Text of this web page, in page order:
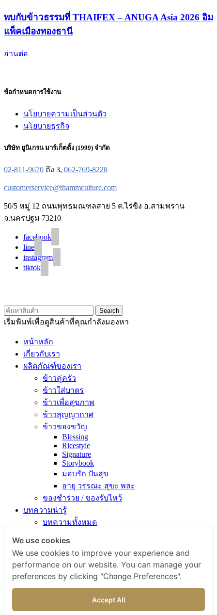
พบกับข้าวธรรมที่ THAIFEX – ANUGA Asia 2026 อิม
แพ็คเมืองทองธานี
อ่านต่อ
ข้อกำหนดการใช้งาน
นโยบายความเป็นส่วนตัว
นโยบายธุรกิจ
บริษัท ยูนิเกรน มาร์เก็ตติ้ง (1999) จำกัด
02-811-9670 ถึง 3, 062-769-8228
customerservice@thammculture.com
50/5 หมู่ 12 ถนนพุทธมณฑลสาย 5 ต.ไร่ขิง อ.สามพราน
จ.นครปฐม 73210
facebook
line
instagram
tiktok
Search
เริ่มพิมพ์เพื่อดูสินค้าที่คุณกำลังมองหา
หน้าหลัก
เกี่ยวกับเรา
ผลิตภัณฑ์ของเรา
ข้าวคู่ครัว
ข้าวใส่บาตร
ข้าวเพื่อสุขภาพ
ข้าวสุญญากาศ
ข้าวของขวัญ
Blessing
Ricestyle
Signature
Storybook
มอบรัก ปันสุข
อายุ วรรณะ สุขะ พละ
ของชำร่วย / ของรับไหว้
บทความน่ารู้
บทความทั้งหมด
คัมภีร์เข้าครัว
สุขภาพดีกับข้าวธรรม
ข่าวสารและกิจกรรม
We use cookies
We use cookies to improve your experience and
performance on our website. You can manage your
preferences by clicking "Change Preferences".
Accept All